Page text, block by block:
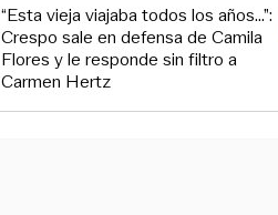
“Esta vieja viajaba todos los años...”:
Crespo sale en defensa de Camila
Flores y le responde sin filtro a
Carmen Hertz